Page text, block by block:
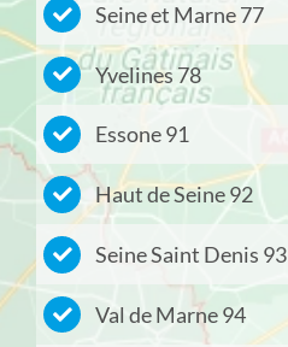
Seine et Marne 77
Yvelines 78
Essone 91
Haut de Seine 92
Seine Saint Denis 93
Val de Marne 94